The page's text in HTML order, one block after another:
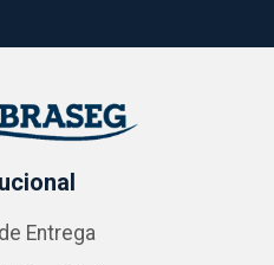
Entrega